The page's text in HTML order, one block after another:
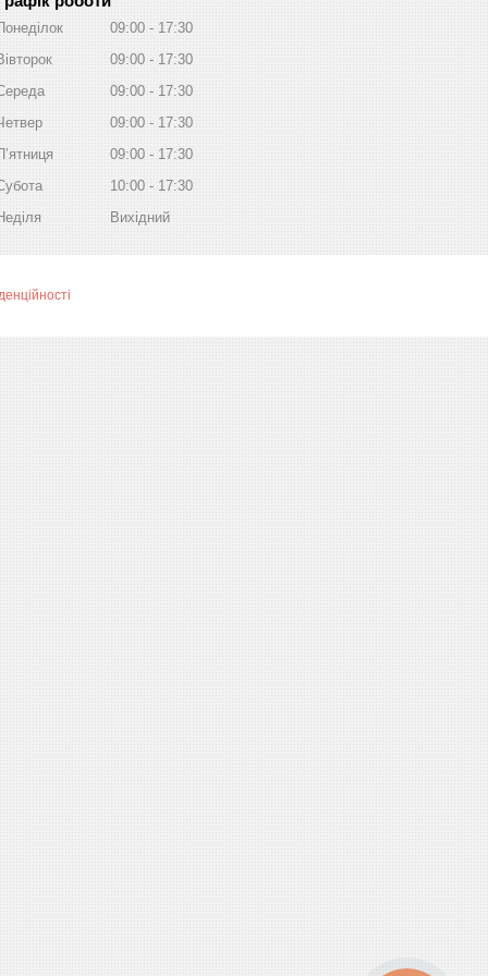
09:00
17:30
09:00
17:30
09:00
17:30
09:00
17:30
09:00
17:30
10:00
17:30
Вихідний